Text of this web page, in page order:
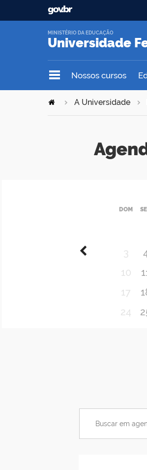
Universidade
MINISTÉRIO DA EDUCAÇÃO
Nossos cursos
A Universidade
DOM
3
10
17
24